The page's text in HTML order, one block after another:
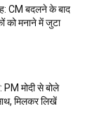
CM बदलने के बाद
को मनाने में जुटा
PM मोदी से बोले
मिलकर लिखें